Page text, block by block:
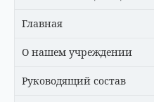
Главная
О нашем учреждении
Руководящий состав